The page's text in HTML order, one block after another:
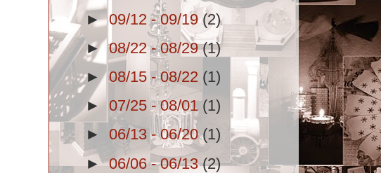
►09/12 - 09/19(2)
►08/22 - 08/29(1)
►08/15 - 08/22 (1)
► 07/25 - 08/01(1)
► 06/13 - 06/20(1)
►06/06 - 06/13(2)